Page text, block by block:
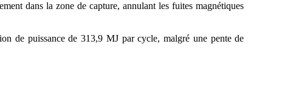
dans la zone de capture, annulant les fuites magnétiques
de puissance de 313,9 MJ par cycle, malgré une pente de